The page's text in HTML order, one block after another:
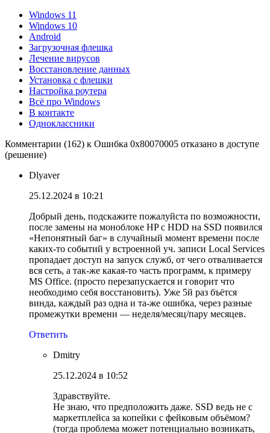
Windows 11
Windows 10
Android
Загрузочная флешка
Лечение вирусов
Восстановление данных
Установка с флешки
Настройка роутера
Всё про Windows
В контакте
Одноклассники
Комментарии (162) к Ошибка 0x80070005 отказано в доступе
(решение)
Dlyaver
25.12.2024 в 10:21
Добрый день, подскажите пожалуйста по возможности,
после замены на моноблоке HP с HDD на SSD появился
«Непонятный баг» в случайный момент времени после
каких-то событий у встроенной уч. записи Local Services
пропадает доступ на запуск служб, от чего отваливается
вся сеть, а так-же какая-то часть программ, к примеру
MS Office. (просто перезапускается и говорит что
необходимо себя восстановить). Уже 5й раз бъётся
винда, каждый раз одна и та-же ошибка, через разные
промежутки времени — неделя/месяц/пару месяцев.
Ответить
Dmitry
25.12.2024 в 10:52
Здравствуйте.
Не знаю, что предположить даже. SSD ведь не с
маркетплейса за копейки с фейковым объёмом?
(тогда проблема может потенциально возникать,